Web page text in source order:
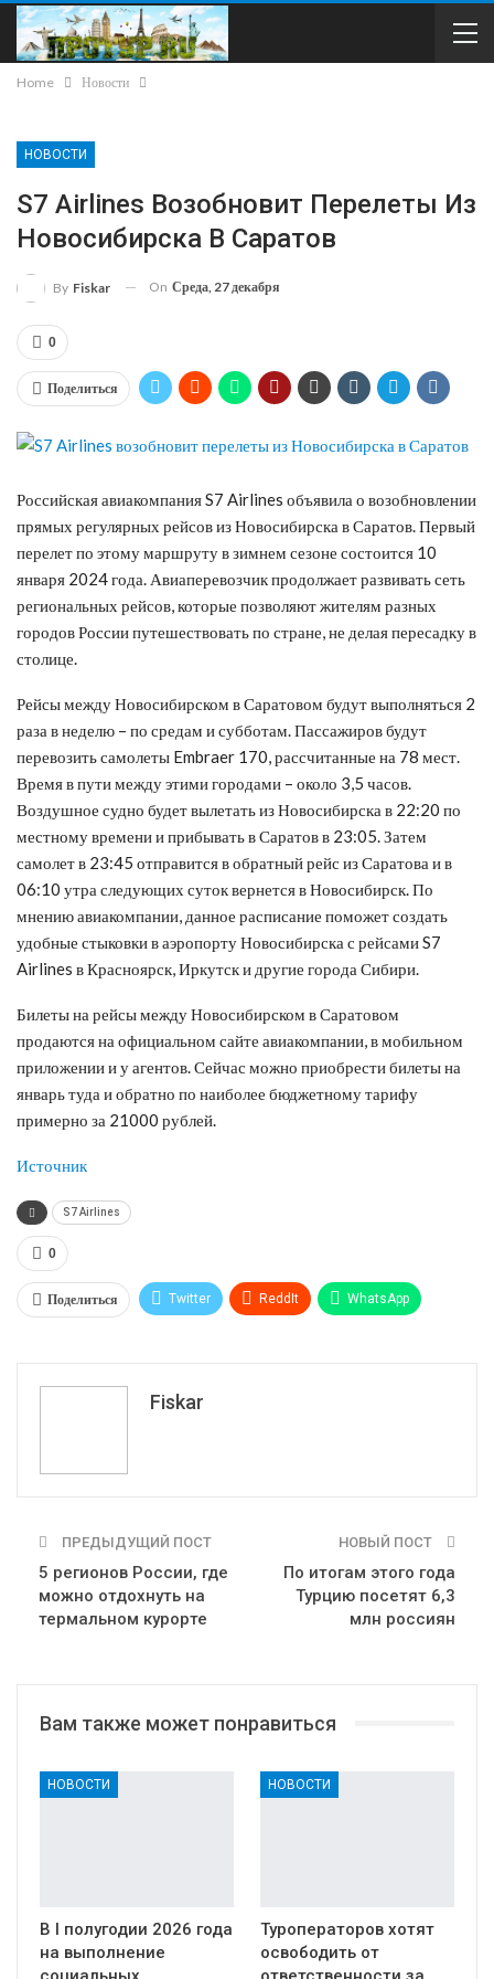
Home Новости
НОВОСТИ
S7 Airlines Возобновит Перелеты Из
Новосибирска В Саратов
By Fiskar On Среда, 27 декабря
0
Поделиться
Российская авиакомпания S7 Airlines объявила о возобновлении
прямых регулярных рейсов из Новосибирска в Саратов. Первый
перелет по этому маршруту в зимнем сезоне состоится 10
января 2024 года. Авиаперевозчик продолжает развивать сеть
региональных рейсов, которые позволяют жителям разных
городов России путешествовать по стране, не делая пересадку в
столице.
Рейсы между Новосибирском в Саратовом будут выполняться 2
раза в неделю – по средам и субботам. Пассажиров будут
перевозить самолеты Embraer 170, рассчитанные на 78 мест.
Время в пути между этими городами – около 3,5 часов.
Воздушное судно будет вылетать из Новосибирска в 22:20 по
местному времени и прибывать в Саратов в 23:05. Затем
самолет в 23:45 отправится в обратный рейс из Саратова и в
06:10 утра следующих суток вернется в Новосибирск. По
мнению авиакомпании, данное расписание поможет создать
удобные стыковки в аэропорту Новосибирска с рейсами S7
Airlines в Красноярск, Иркутск и другие города Сибири.
Билеты на рейсы между Новосибирском в Саратовом
продаются на официальном сайте авиакомпании, в мобильном
приложении и у агентов. Сейчас можно приобрести билеты на
январь туда и обратно по наиболее бюджетному тарифу
примерно за 21000 рублей.
Источник
S7 Airlines
0
Поделиться Twitter ReddIt WhatsApp
Fiskar
ПРЕДЫДУЩИЙ ПОСТ
5 регионов России, где
можно отдохнуть на
термальном курорте
НОВЫЙ ПОСТ
По итогам этого года
Турцию посетят 6,3
млн россиян
Вам также может понравиться
НОВОСТИ
В I полугодии 2026 года
на выполнение
НОВОСТИ
Туроператоров хотят
освободить от